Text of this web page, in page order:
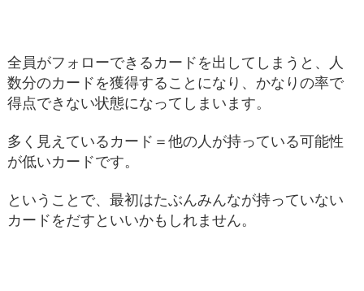
全員がフォローできるカードを出してしまうと、人
数分のカードを獲得することになり、かなりの率で
得点できない状態になってしまいます。
多く見えているカード＝他の人が持っている可能性
が低いカードです。
ということで、最初はたぶんみんなが持っていない
カードをだすといいかもしれません。